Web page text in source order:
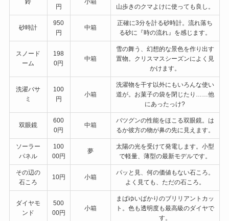
鈴
円
小箱
山歩きのクマよけに使っても良し。
砂時計
950
円
中箱
正確に3分を計る砂時計。流れ落ち
る砂に『時の流れ』を感じます。
スノード
ーム
198
0円
中箱
雪の舞う、幻想的な景色を作り出す
置物。クリスマスシーズンによく見
かけます。
洗濯バサ
ミ
100
円
小箱
洗濯物を干す以外にもいろんな使い
道が。お菓子の袋を閉じたり……他
にあったっけ?
双眼鏡
600
0円
中箱
バツグンの性能をほこる双眼鏡。は
るか彼方の物が鼻の先に見えます。
ソーラー
パネル
100
00円
夢
太陽の光を受けて発電します。小型
で軽量、薄型の最新モデルです。
その辺の
石ころ
10円 小箱
パッと見、何の価値もない石ころ。
よく見ても、ただの石ころ。
ダイヤモ
ンド
500
00円
小箱
まばゆいばかりのブリリアントカッ
ト。色も透明度も最高級のダイヤで
す。